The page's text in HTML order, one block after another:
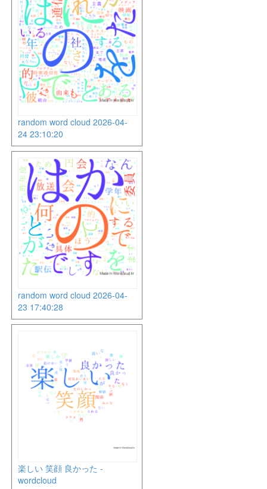
random word cloud 2026-04-
24 23:10:20
random word cloud 2026-04-
23 17:40:28
楽しい 笑顔 良かった -
wordcloud